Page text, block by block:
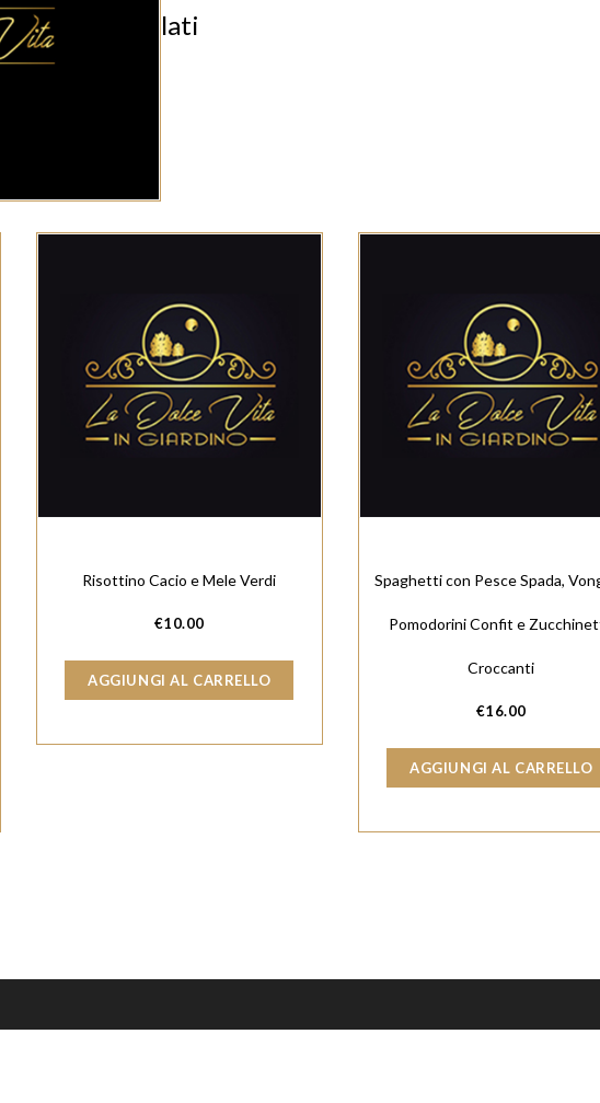
Lati
Risottino Cacio e Mele Verdi
€10.00
AGGIUNGI AL CARRELLO
Spaghetti con Pesce Spada,
Pomodorini Confit e
Croccanti
€16.00
AGGIUNGI AL CARRELLO